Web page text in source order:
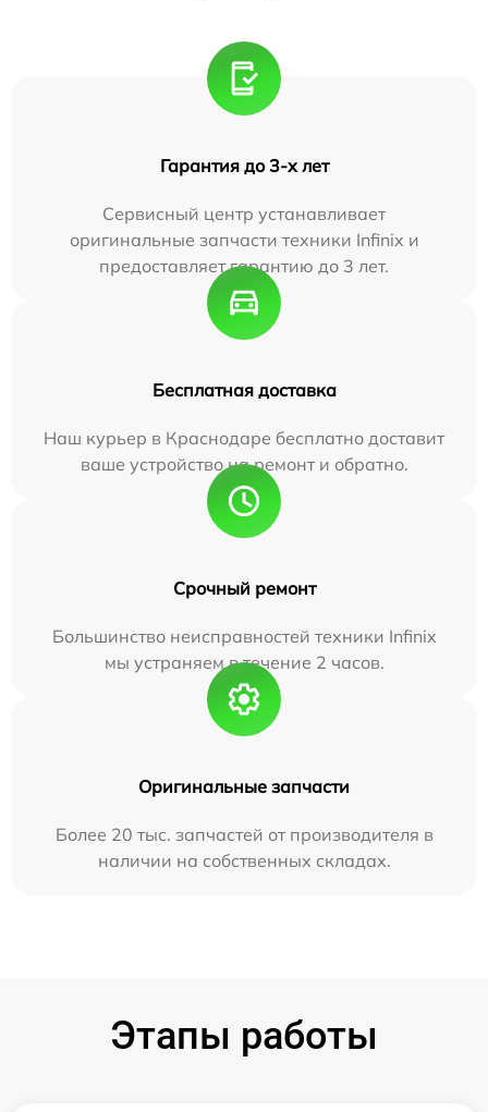
Гарантия до 3-х лет
Сервисный центр устанавливает
оригинальные запчасти техники Infinix и
предоставляет гарантию до 3 лет.
Бесплатная доставка
Наш курьер в Краснодаре бесплатно доставит
ваше устройство на ремонт и обратно.
Срочный ремонт
Большинство неисправностей техники Infinix
мы устраняем в течение 2 часов.
Оригинальные запчасти
Более 20 тыс. запчастей от производителя в
наличии на собственных складах.
Этапы работы